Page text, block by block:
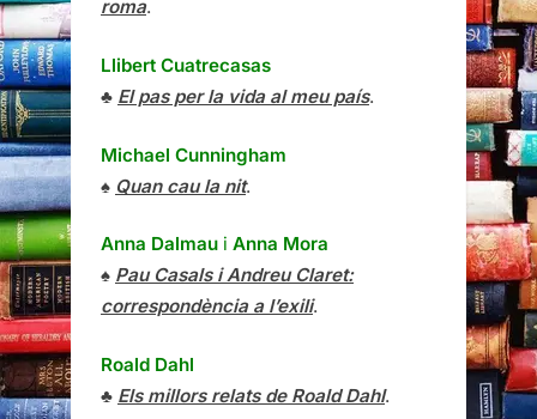
roma.
Llibert Cuatrecasas
♣ El pas per la vida al meu país.
Michael Cunningham
♠ Quan cau la nit.
Anna Dalmau i Anna Mora
♠ Pau Casals i Andreu Claret:
correspondència a l’exili.
Roald Dahl
♣ Els millors relats de Roald Dahl.